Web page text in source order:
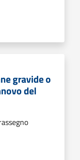
gravide o
del